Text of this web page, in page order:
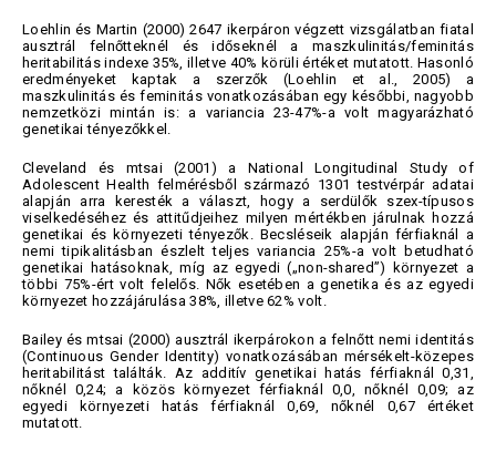
Loehlin és Martin (2000) 2647 ikerpáron végzett vizsgálatban fiatal
ausztrál felnőtteknél és időseknél a maszkulinitás/feminitás
heritabilitás indexe 35%, illetve 40% körüli értéket mutatott. Hasonló
eredményeket kaptak a szerzők (Loehlin et al., 2005) a
maszkulinitás és feminitás vonatkozásában egy későbbi, nagyobb
nemzetközi mintán is: a variancia 23-47%-a volt magyarázható
genetikai tényezőkkel.
Cleveland és mtsai (2001) a National Longitudinal Study of
Adolescent Health felmérésből származó 1301 testvérpár adatai
alapján arra keresték a választ, hogy a serdülők szex-típusos
viselkedéséhez és attitűdjeihez milyen mértékben járulnak hozzá
genetikai és környezeti tényezők. Becsléseik alapján férfiaknál a
nemi tipikalitásban észlelt teljes variancia 25%-a volt betudható
genetikai hatásoknak, míg az egyedi („non-shared”) környezet a
többi 75%-ért volt felelős. Nők esetében a genetika és az egyedi
környezet hozzájárulása 38%, illetve 62% volt.
Bailey és mtsai (2000) ausztrál ikerpárokon a felnőtt nemi identitás
(Continuous Gender Identity) vonatkozásában mérsékelt-közepes
heritabilitást találták. Az additív genetikai hatás férfiaknál 0,31,
nőknél 0,24; a közös környezet férfiaknál 0,0, nőknél 0,09; az
egyedi környezeti hatás férfiaknál 0,69, nőknél 0,67 értéket
mutatott.